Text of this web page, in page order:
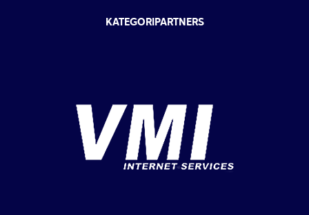
KATEGORIPARTNERS